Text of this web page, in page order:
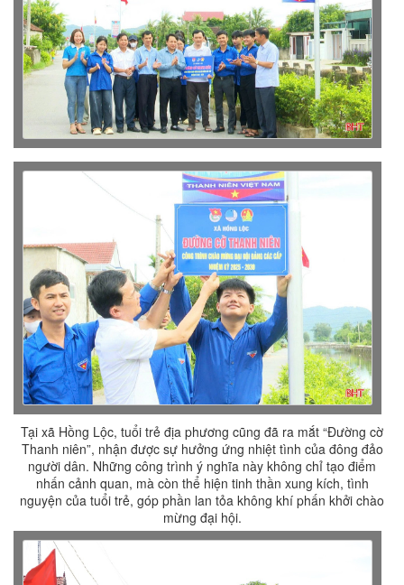
Tại xã Hồng Lộc, tuổi trẻ địa phương cũng đã ra mắt “Đường cờ
Thanh niên”, nhận được sự hưởng ứng nhiệt tình của đông đảo
người dân. Những công trình ý nghĩa này không chỉ tạo điểm
nhấn cảnh quan, mà còn thể hiện tinh thần xung kích, tình
nguyện của tuổi trẻ, góp phần lan tỏa không khí phấn khởi chào
mừng đại hội.